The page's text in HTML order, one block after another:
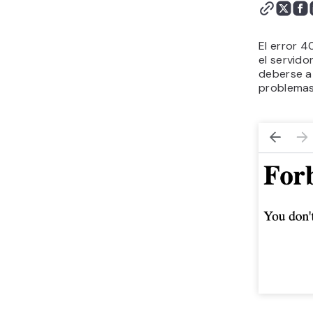
El error
el
deberse